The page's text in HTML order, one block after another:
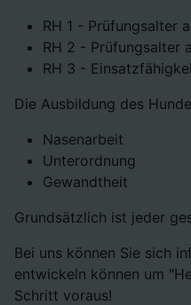
RH 1 - Prüfungsalter
RH 2 - Prüfungsalter
RH 3 -
Die Ausbildung des
Nasenarbeit
Unterordnung
Gewandtheit
Grundsätzlich ist jeder
Bei uns können Sie sich
entwickeln können um
Schritt voraus!